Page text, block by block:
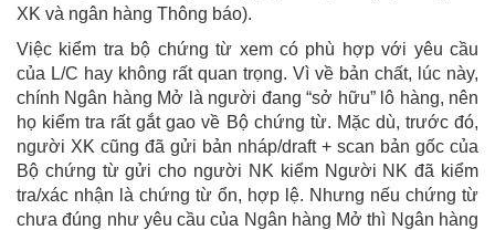
XK và ngân hàng Thông báo).
Việc kiểm tra bộ chứng từ xem có phù hợp với yêu cầu
của L/C hay không rất quan trọng. Vì về bản chất, lúc này,
chính Ngân hàng Mở là người đang “sở hữu” lô hàng, nên
họ kiểm tra rất gắt gao về Bộ chứng từ. Mặc dù, trước đó,
người XK cũng đã gửi bản nháp/draft + scan bản gốc của
Bộ chứng từ gửi cho người NK kiểm Người NK đã kiểm
tra/xác nhận là chứng từ ổn, hợp lệ. Nhưng nếu chứng từ
chưa đúng như yêu cầu của Ngân hàng Mở thì Ngân hàng